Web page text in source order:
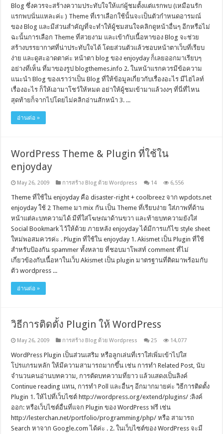
Blog ซึ่งควรจะสร้างความประทับใจให้แก่ผู้ชมตั้งแต่แรกพบ (เหมือนรัก
แรกพบนั่นแหละค่ะ ) Theme ที่เราเลือกใช้นั้นจะเป็นตัวกำหนดอารมณ์
ของ Blog และมีส่วนสำคัญที่จะทำให้ผู้ชมสนใจคลิกดูหน้าอื่นๆ อีกหรือไม่
ฉะนั้นการเลือก Theme ที่สวยงาม และเข้ากับเนื้อหาของ Blog จะช่วย
สร้างบรรยากาศที่น่าประทับใจได้ โดยส่วนตัวแล้วชอบหน้าตาเว็บที่เรียบ
ง่าย และดูสะอาดตาค่ะ หน้าตา blog ของ enjoyday ก็เลยออกมาเรียบๆ
อย่างที่เห็น ที่มาของรูป blogthemes.info 2. ในหน้าแรกควรมีข้อความ
แนะนำ Blog ของเราว่าเป็น Blog ที่ให้ข้อมูลเกี่ยวกับเรื่องอะไร มีไฮไลท์
เรื่องอะไร ก็ให้เอามาโชว์ให้หมด อย่าให้ผู้ชมเข้ามาแล้วงงๆ ที่นี่ที่ไหน
สุดท้ายก็จากไปโดยไม่คลิกอ่านสักหน้า 3. ...
อ่านต่อ »
WordPress Theme & Plugin ที่ใช้ใน
enjoyday
May 26, 2009 การสร้าง Blog ด้วย Wordpress 14 6,556
Theme ที่ใช้ใน enjoyday คือ disaster-right + coolbreez จาก wpdots.net
enjoyday ใช้ 2 Theme มา mix กัน เป็น Theme ที่เรียบง่าย ใส่ภาพที่ด้าน
หน้าแต่ละบทความได้ มีที่ใส่โฆษณาด้านขวา และท้ายบทความยังใส่
Social Bookmark ไว้ให้ด้วย ภายหลัง enjoyday ได้มีการแก้ไข style sheet
ใหม่พอสมควรค่ะ . Plugin ที่ใช้ใน enjoyday 1. Akismet เป็น Plugin ที่ใช้
สำหรับป้องกัน spammer ทั้งหลาย ที่ชอบมาโพสท์ comment ที่ไม่
เกี่ยวข้องกับเนื้อหาในเว็บ Akismet เป็น plugin มาตรฐานที่ติดมาพร้อมกับ
ตัว wordpress ...
อ่านต่อ »
วิธีการติดตั้ง Plugin ให้ WordPress
May 26, 2009 การสร้าง Blog ด้วย Wordpress 25 14,077
WordPress Plugin เป็นส่วนเสริม หรือลูกเล่นที่เราใส่เพิ่มเข้าไปใส
โปรแกรมหลัก ให้มีความสามารถมากขึ้น เช่น การทำ Related Post, นับ
จำนวนคนอ่านบทความ, การตัดบทความที่ยาว แล้วแสดงเป็นลิงค์
Continue reading แทน, การทำ Poll และอื่นๆ อีกมากมายค่ะ วิธีการติดตั้ง
Plugin 1. ให้ไปที่เว็บไซต์ http://wordpress.org/extend/plugins/ :ลิงค์
ออก: หรือเว็บไซต์อื่นที่แจก Plugin ของ WordPress ฟรี เช่น
http://lesterchan.net/portfolio/programming/php/ หรือ สามารถ
Search หาจาก Google.com ได้ค่ะ . 2. ในเว็บไซต์ของ WordPress จะมี